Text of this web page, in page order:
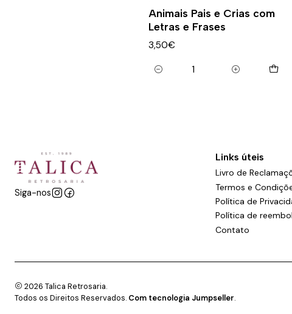
Animais Pais e Crias com
Letras e Frases
3,50€
Quantidade
Siga-nos
Links úteis
Livro de
Termos e
Política de
Política de
Contato
2026 Talica Retrosaria.
Todos os Direitos Reservados. Com tecnologia Jumpseller.